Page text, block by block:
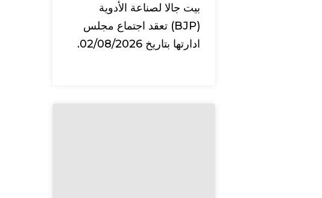
بيت جالا لصناعة الأدوية
(BJP) تعقد اجتماع مجلس
ادارتها بتاريخ 02/08/2026.